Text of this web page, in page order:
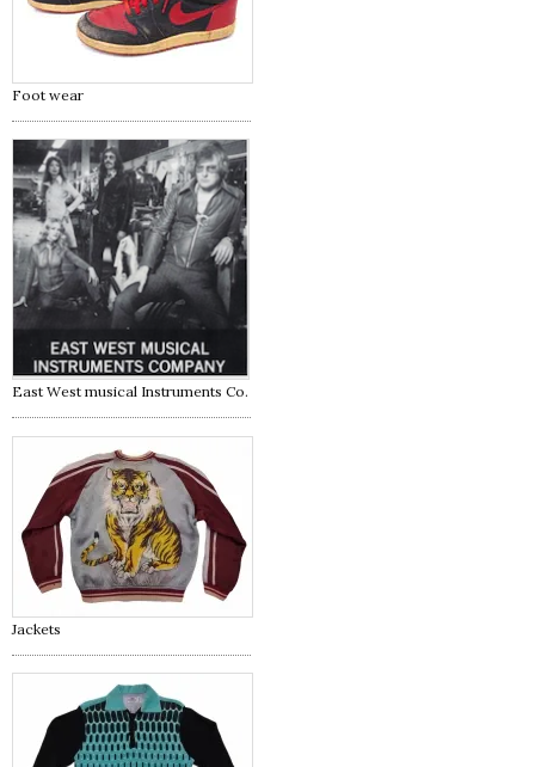
Foot wear
East West musical Instruments Co.
Jackets